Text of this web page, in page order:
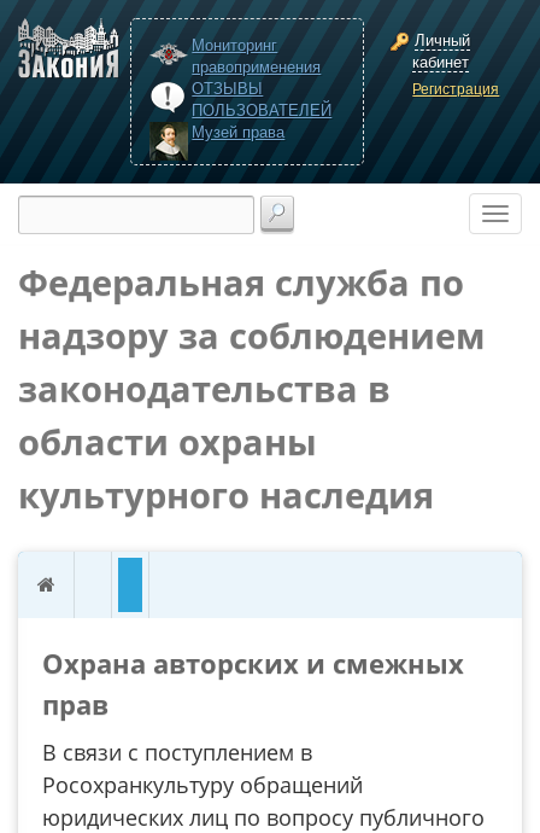
Мониторинг
правоприменения
ОТЗЫВЫ
ПОЛЬЗОВАТЕЛЕЙ
Музей права
Личный
кабинет
Регистрация
Федеральная служба по
надзору за соблюдением
законодательства в
области охраны
культурного наследия
Охрана авторских и смежных
прав
В связи с поступлением в
Росохранкультуру обращений
юридических лиц по вопросу публичного